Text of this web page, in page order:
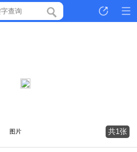
共1张
图片